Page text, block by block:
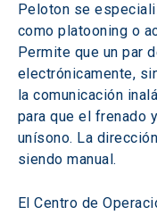
Peloton se
como platooning o
Permite que un par
electrónicamente,
la comunicación
para que el frenado
unísono. La
siendo manual.
El Centro de